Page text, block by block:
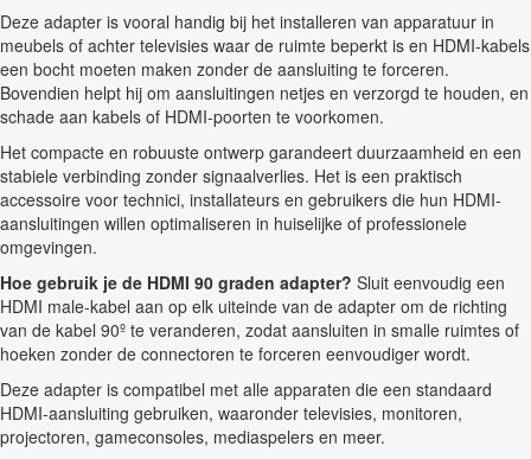
Deze adapter is vooral handig bij het installeren van apparatuur in
meubels of achter televisies waar de ruimte beperkt is en HDMI-kabels
een bocht moeten maken zonder de aansluiting te forceren.
Bovendien helpt hij om aansluitingen netjes en verzorgd te houden, en
schade aan kabels of HDMI-poorten te voorkomen.
Het compacte en robuuste ontwerp garandeert duurzaamheid en een
stabiele verbinding zonder signaalverlies. Het is een praktisch
accessoire voor technici, installateurs en gebruikers die hun HDMI-
aansluitingen willen optimaliseren in huiselijke of professionele
omgevingen.
Hoe gebruik je de HDMI 90 graden adapter? Sluit eenvoudig een
HDMI male-kabel aan op elk uiteinde van de adapter om de richting
van de kabel 90º te veranderen, zodat aansluiten in smalle ruimtes of
hoeken zonder de connectoren te forceren eenvoudiger wordt.
Deze adapter is compatibel met alle apparaten die een standaard
HDMI-aansluiting gebruiken, waaronder televisies, monitoren,
projectoren, gameconsoles, mediaspelers en meer.